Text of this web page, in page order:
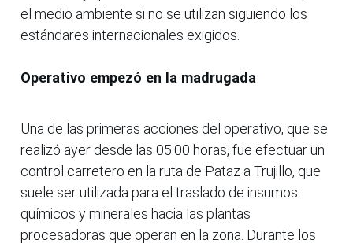
el medio ambiente si no se utilizan siguiendo los
estándares internacionales exigidos.
Operativo empezó en la madrugada
Una de las primeras acciones del operativo, que se
realizó ayer desde las 05:00 horas, fue efectuar un
control carretero en la ruta de Pataz a Trujillo, que
suele ser utilizada para el traslado de insumos
químicos y minerales hacia las plantas
procesadoras que operan en la zona. Durante los